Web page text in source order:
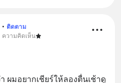
• ติดตาม
ความคิดเห็น
ผมอยากเชียร์ให้ลองตื่นเช้าดู